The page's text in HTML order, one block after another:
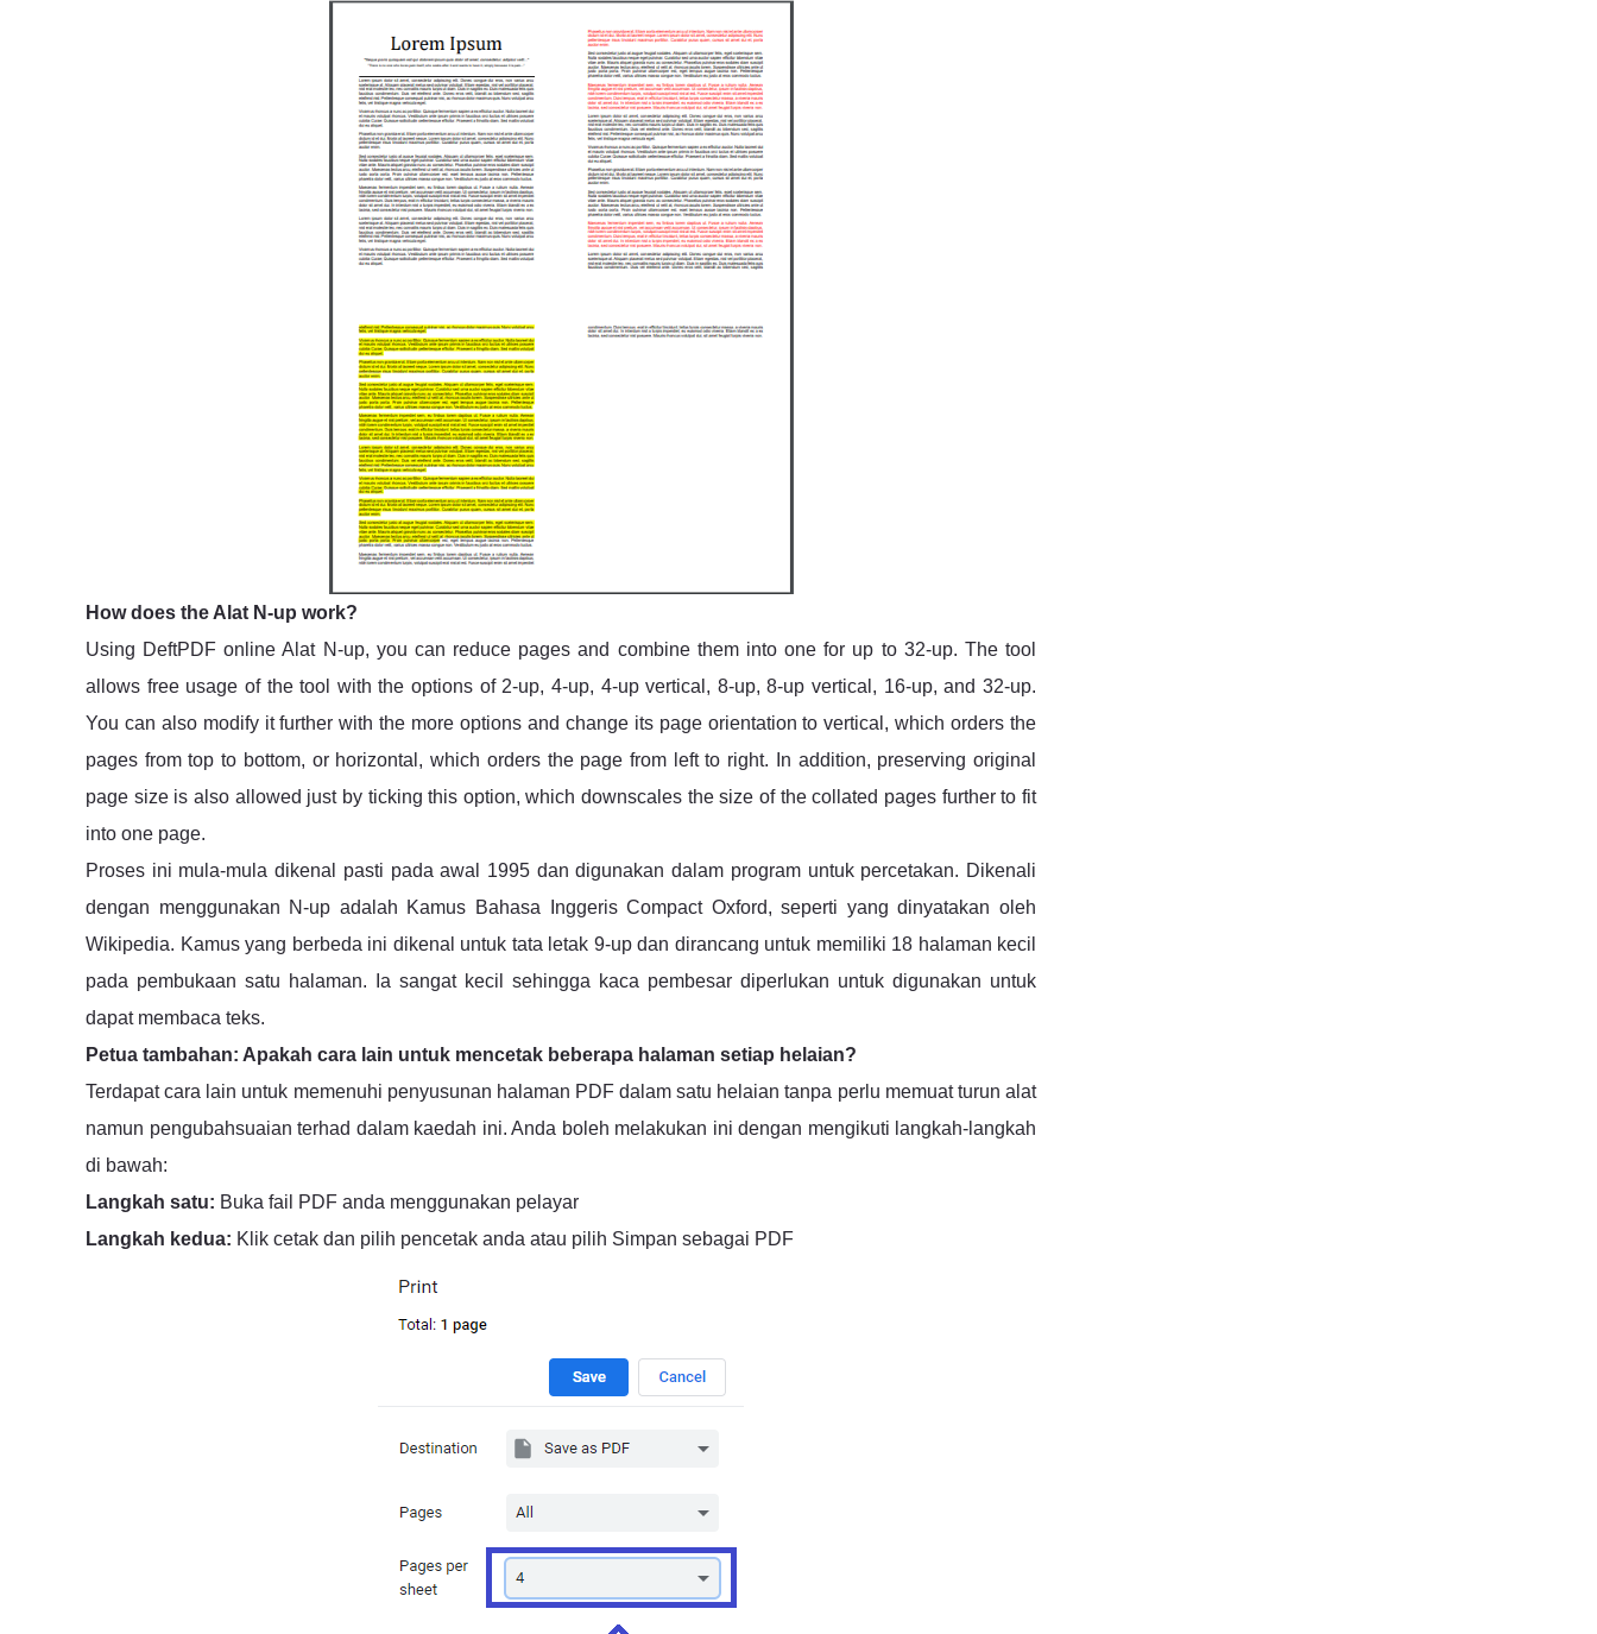
How does the Alat N-up work?
Using DeftPDF online Alat N-up, you can reduce pages and combine them into one for up to 32-up. The tool
allows free usage of the tool with the options of 2-up, 4-up, 4-up vertical, 8-up, 8-up vertical, 16-up, and 32-up.
You can also modify it further with the more options and change its page orientation to vertical, which orders the
pages from top to bottom, or horizontal, which orders the page from left to right. In addition, preserving original
page size is also allowed just by ticking this option, which downscales the size of the collated pages further to fit
into one page.
Proses ini mula-mula dikenal pasti pada awal 1995 dan digunakan dalam program untuk percetakan. Dikenali
dengan menggunakan N-up adalah Kamus Bahasa Inggeris Compact Oxford, seperti yang dinyatakan oleh
Wikipedia. Kamus yang berbeda ini dikenal untuk tata letak 9-up dan dirancang untuk memiliki 18 halaman kecil
pada pembukaan satu halaman. Ia sangat kecil sehingga kaca pembesar diperlukan untuk digunakan untuk
dapat membaca teks.
Petua tambahan: Apakah cara lain untuk mencetak beberapa halaman setiap helaian?
Terdapat cara lain untuk memenuhi penyusunan halaman PDF dalam satu helaian tanpa perlu memuat turun alat
namun pengubahsuaian terhad dalam kaedah ini. Anda boleh melakukan ini dengan mengikuti langkah-langkah
di bawah:
Langkah satu: Buka fail PDF anda menggunakan pelayar
Langkah kedua: Klik cetak dan pilih pencetak anda atau pilih Simpan sebagai PDF